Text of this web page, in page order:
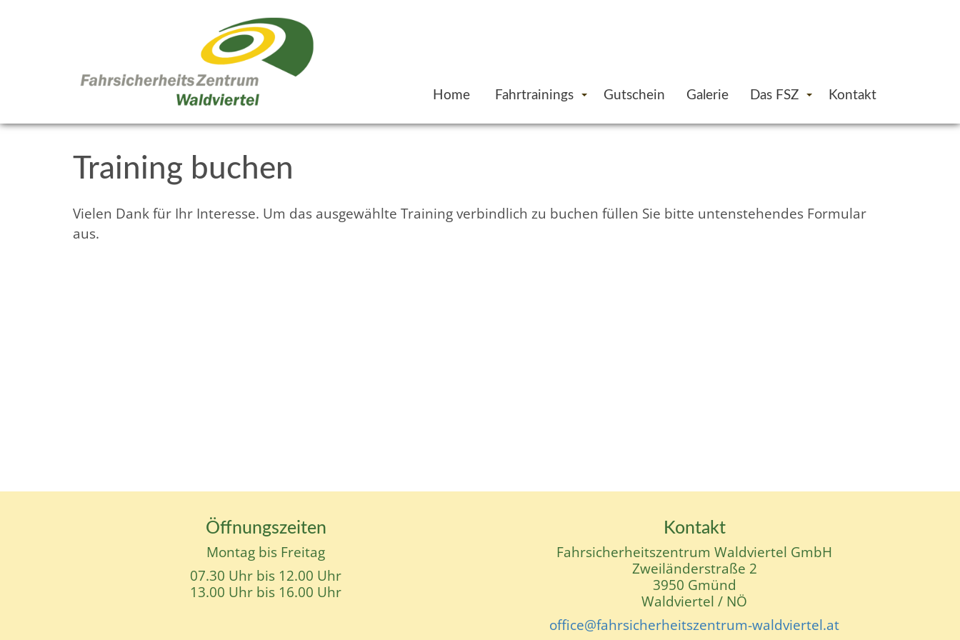
Home Fahrtrainings Gutschein Galerie Das FSZ Kontakt
Training buchen
Vielen Dank für Ihr Interesse. Um das ausgewählte Training verbindlich zu buchen füllen Sie bitte untenstehendes Formular
aus.
Öffnungszeiten
Montag bis Freitag
07.30 Uhr bis 12.00 Uhr
13.00 Uhr bis 16.00 Uhr
Kontakt
Fahrsicherheitszentrum Waldviertel GmbH
Zweiländerstraße 2
3950 Gmünd
Waldviertel / NÖ
office@fahrsicherheitszentrum-waldviertel.at